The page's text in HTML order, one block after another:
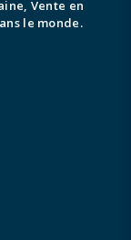
Vente en
le monde.